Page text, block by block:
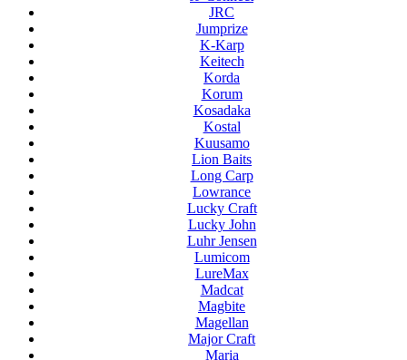
JRC
Jumprize
K-Karp
Keitech
Korda
Korum
Kosadaka
Kostal
Kuusamo
Lion Baits
Long Carp
Lowrance
Lucky Craft
Lucky John
Luhr Jensen
Lumicom
LureMax
Madcat
Magbite
Magellan
Major Craft
Maria